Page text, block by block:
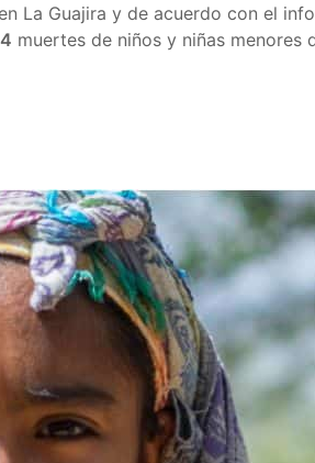
La Guajira y de acuerdo con el
muertes de niños y niñas menores